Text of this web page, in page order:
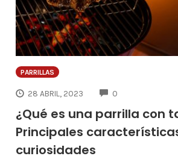
PARRILLAS
28 ABRIL, 2023 0
¿Qué es una parrilla con
Principales
curiosidades